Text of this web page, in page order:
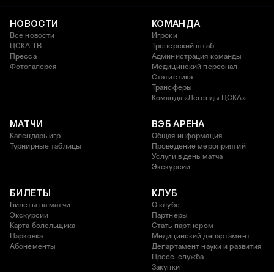
НОВОСТИ
Все новости
ЦСКА ТВ
Пресса
Фотогалерея
КОМАНДА
Игроки
Тренерский штаб
Администрация команды
Медицинский персонал
Статистика
Трансферы
Команда «Легенды ЦСКА»
МАТЧИ
Календарь игр
Турнирные таблицы
ВЭБ АРЕНА
Общая информация
Проведение мероприятий
Услуги в день матча
Экскурсии
БИЛЕТЫ
Билеты на матчи
Экскурсии
Карта болельщика
Парковка
Абонементы
КЛУБ
О клубе
Партнеры
Стать партнером
Медицинский департамент
Департамент науки и развития
Пресс-служба
Закупки